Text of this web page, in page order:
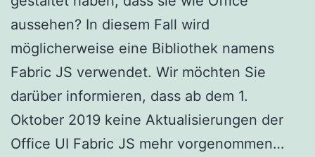
aussehen? In diesem Fall wird
möglicherweise eine Bibliothek namens
Fabric JS verwendet. Wir möchten Sie
darüber informieren, dass ab dem 1.
Oktober 2019 keine Aktualisierungen der
Office UI Fabric JS mehr vorgenommen…